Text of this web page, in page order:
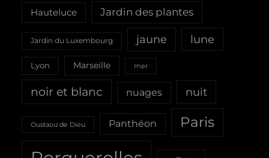
Hauteluce Jardin des plantes
Jardin du Luxembourg jaune lune
Lyon Marseille mer
noir et blanc nuages nuit
Oustaou de Dieu Panthéon Paris